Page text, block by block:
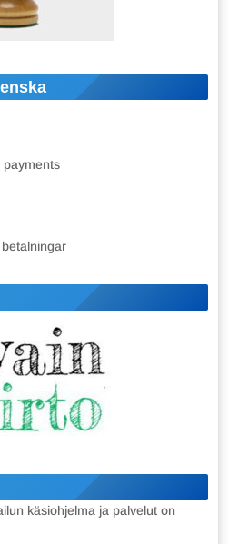
payments
käsiohjelma ja palvelut on